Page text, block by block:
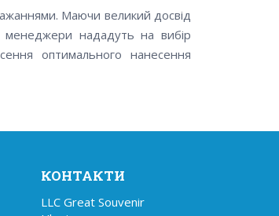
Маючи великий досвід
нададуть на вибір
оптимального нанесення
КОНТАКТИ
LLC Great Souvenir